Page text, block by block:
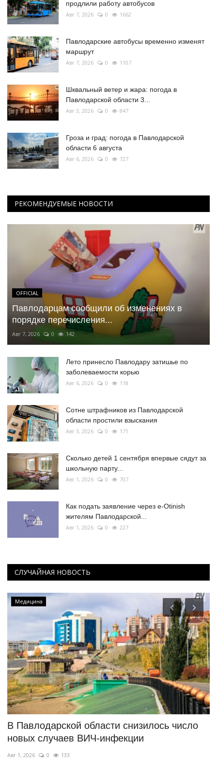
продлили работу автобусов
Авг 7, 2026 0 1662
Павлодарские автобусы временно изменят
маршрут
Авг 7, 2026 0 1107
Шквальный ветер и жара: погода в
Павлодарской области 3...
Авг 3, 2026 0 847
Гроза и град: погода в Павлодарской
области 6 августа
Авг 6, 2026 0 727
РЕКОМЕНДУЕМЫЕ НОВОСТИ
OFFICIAL
Павлодарцам сообщили об изменениях в
порядке перечисления...
Авг 7, 2026 0 142
Лето принесло Павлодару затишье по
заболеваемости корью
Авг 6, 2026 0 118
Сотне штрафников из Павлодарской
области простили взыскания
Авг 3, 2026 0 171
Сколько детей 1 сентября впервые сядут за
школьную парту...
Авг 1, 2026 0 707
Как подать заявление через e-Otinish
жителям Павлодарской...
Авг 1, 2026 0 227
СЛУЧАЙНАЯ НОВОСТЬ
Медицина
В Павлодарской области снизилось число
новых случаев ВИЧ-инфекции
Авг 1, 2026 0 133